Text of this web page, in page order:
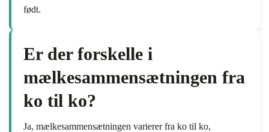
født.
Er der forskelle i
mælkesammensætningen fra
ko til ko?
Ja, mælkesammensætningen varierer fra ko til ko,